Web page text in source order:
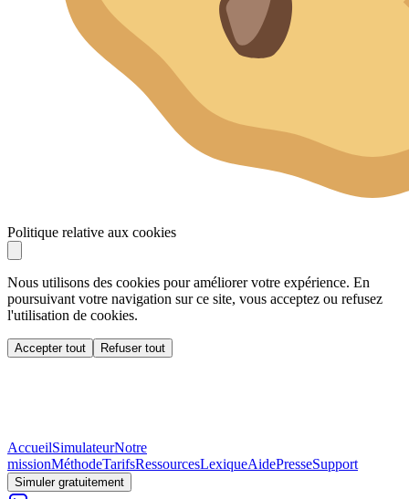
Politique relative aux cookies
Nous utilisons des cookies pour améliorer votre expérience. En
poursuivant votre navigation sur ce site, vous acceptez ou refusez
l'utilisation de cookies.
Accepter tout Refuser tout
AccueilSimulateurNotre
missionMéthodeTarifsRessourcesLexiqueAidePresseSupport
Simuler gratuitement